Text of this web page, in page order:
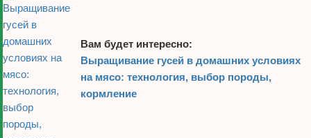
Вам будет интересно:
Выращивание гусей в домашних условиях
на мясо: технология, выбор породы,
кормление